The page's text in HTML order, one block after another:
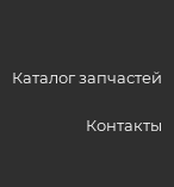
Каталог запчастей
Контакты